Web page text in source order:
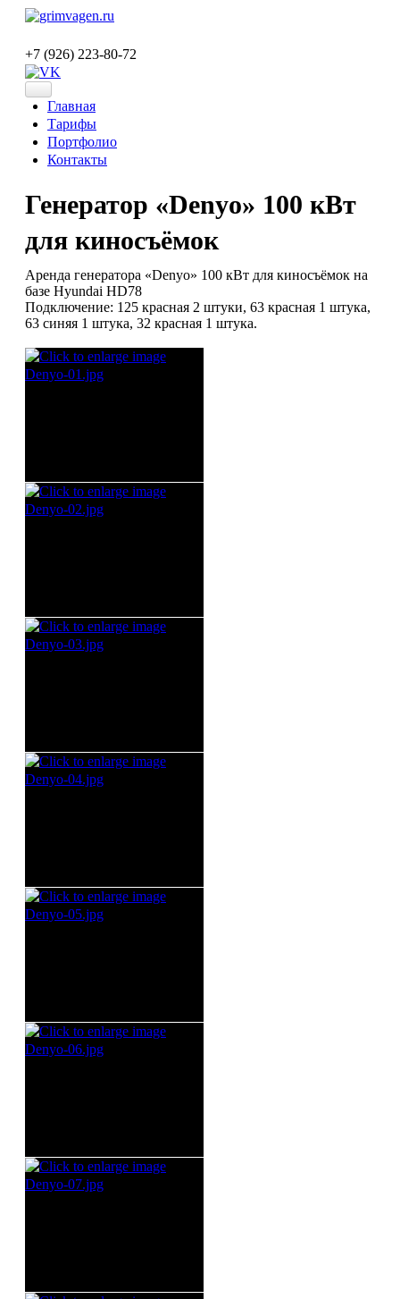
+7 (926) 223-80-72
Главная
Тарифы
Портфолио
Контакты
Генератор «Denyo» 100 кВт
для киносъёмок
Аренда генератора «Denyo» 100 кВт для киносъёмок на
базе Hyundai HD78
Подключение: 125 красная 2 штуки, 63 красная 1 штука,
63 синяя 1 штука, 32 красная 1 штука.